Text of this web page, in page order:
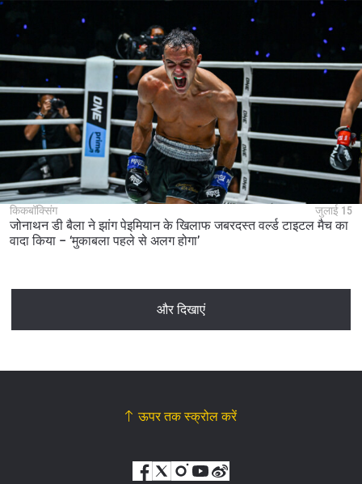
किकबॉक्सिंग जुलाई 15
जोनाथन डी बैला ने झांग पेइमियान के खिलाफ जबरदस्त वर्ल्ड टाइटल मैच का
वादा किया – ‘मुकाबला पहले से अलग होगा’
और दिखाएं
ऊपर तक स्क्रोल करें